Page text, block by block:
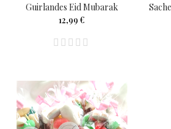
Guirlandes Eid Mubarak
12,99 €